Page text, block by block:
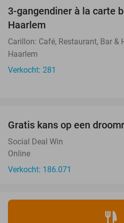
3-gangendiner à la carte
Haarlem
Carillon: Café, Restaurant, Bar &
Haarlem
Verkocht: 281
Gratis kans op een
Social Deal Win
Online
Verkocht: 186.071